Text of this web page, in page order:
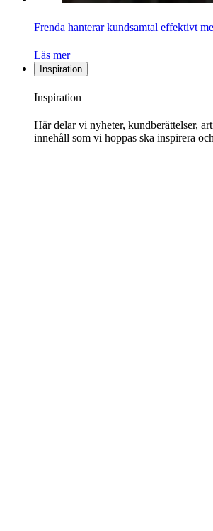
Frenda hanterar kundsamtal effektivt
Läs mer
Inspiration
Inspiration
Här delar vi nyheter, kundberättelser,
innehåll som vi hoppas ska inspirera